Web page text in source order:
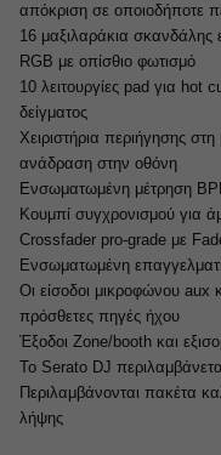
απόκριση σε οποιοδήποτε
16 μαξιλαράκια σκανδάλης
RGB με οπίσθιο φωτισμό
10 λειτουργίες pad για hot
δείγματος
Χειριστήρια περιήγησης
ανάδραση στην οθόνη
Ενσωματωμένη μέτρηση
Κουμπί συγχρονισμού για
Crossfader pro-grade με
Ενσωματωμένη
Οι είσοδοι μικροφώνου
πρόσθετες πηγές ήχου
Έξοδοι Zone/booth και
Το Serato DJ
Περιλαμβάνονται πακέτα
λήψης